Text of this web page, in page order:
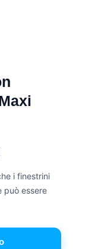
i finestrini
può essere